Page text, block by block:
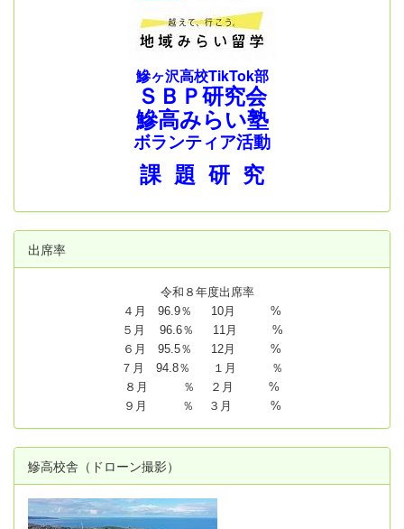
鰺ヶ沢高校TikTok部
ＳＢＰ研究会
鰺高みらい塾
ボランティア活動
課 題 研 究
出席率
令和８年度出席率
４月 96.9％ 10月 %
５月 96.6％ 11月 %
６月 95.5％ 12月 %
７月 94.8％ １月 ％
８月 ％ ２月 %
９月 ％ ３月 %
鰺高校舎（ドローン撮影）